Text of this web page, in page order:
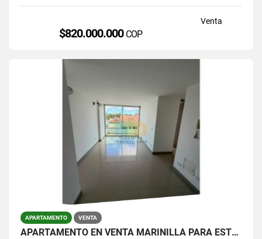
Venta
$820.000.000 COP
APARTAMENTO VENTA
APARTAMENTO EN VENTA MARINILLA PARA ESTRENAR